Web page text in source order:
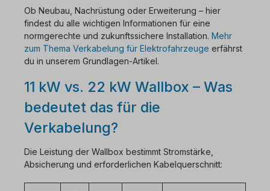
Ob Neubau, Nachrüstung oder Erweiterung – hier
findest du alle wichtigen Informationen für eine
normgerechte und zukunftssichere Installation. Mehr
zum Thema Verkabelung für Elektrofahrzeuge erfährst
du in unserem Grundlagen-Artikel.
11 kW vs. 22 kW Wallbox – Was
bedeutet das für die
Verkabelung?
Die Leistung der Wallbox bestimmt Stromstärke,
Absicherung und erforderlichen Kabelquerschnitt: